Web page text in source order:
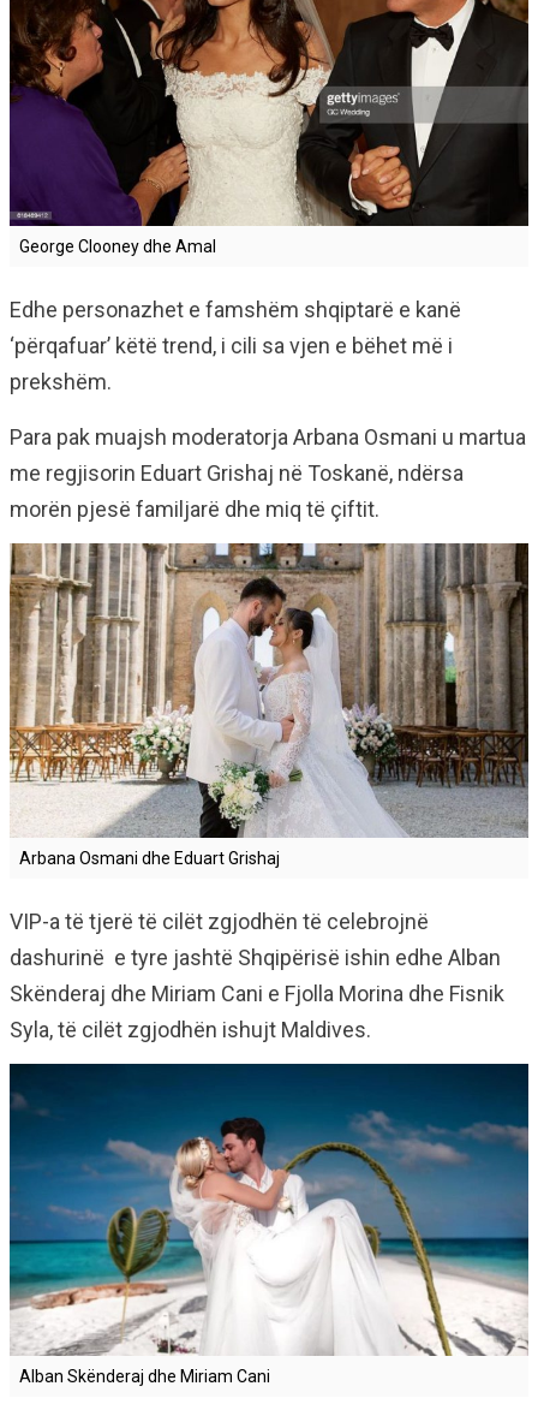
George Clooney dhe Amal
Edhe personazhet e famshëm shqiptarë e kanë
‘përqafuar’ këtë trend, i cili sa vjen e bëhet më i
prekshëm.
Para pak muajsh moderatorja Arbana Osmani u martua
me regjisorin Eduart Grishaj në Toskanë, ndërsa
morën pjesë familjarë dhe miq të çiftit.
Arbana Osmani dhe Eduart Grishaj
VIP-a të tjerë të cilët zgjodhën të celebrojnë
dashurinë e tyre jashtë Shqipërisë ishin edhe Alban
Skënderaj dhe Miriam Cani e Fjolla Morina dhe Fisnik
Syla, të cilët zgjodhën ishujt Maldives.
Alban Skënderaj dhe Miriam Cani